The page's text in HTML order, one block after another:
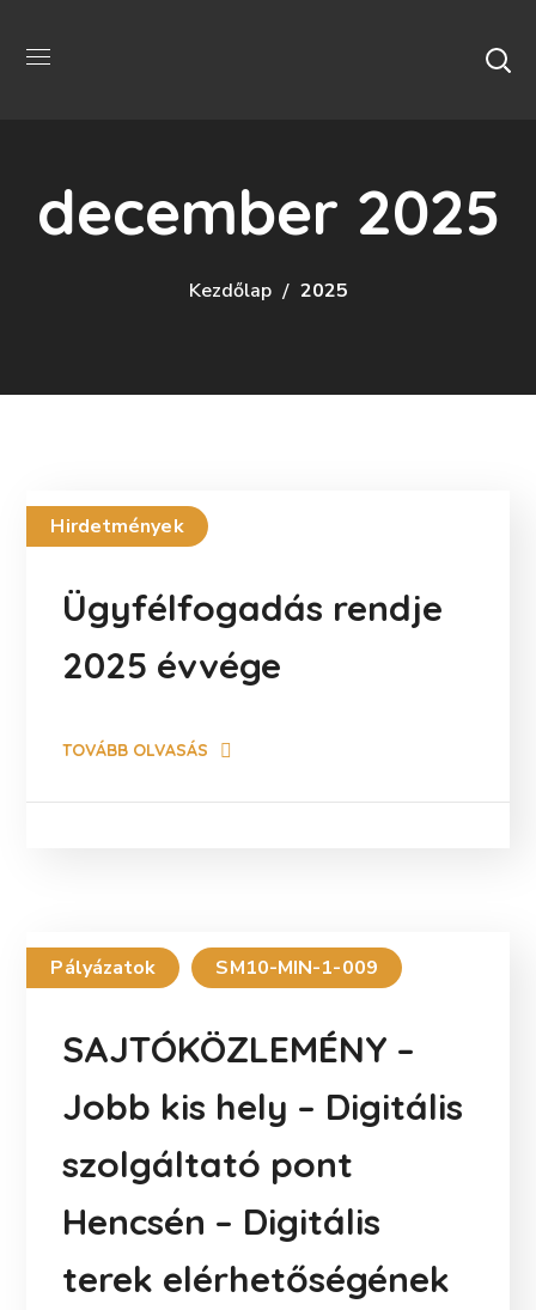
december 2025
Kezdőlap 2025
Hirdetmények
Ügyfélfogadás rendje
2025 évvége
TOVÁBB OLVASÁS
Pályázatok SM10-MIN-1-009
SAJTÓKÖZLEMÉNY –
Jobb kis hely – Digitális
szolgáltató pont
Hencsén – Digitális
terek elérhetőségének